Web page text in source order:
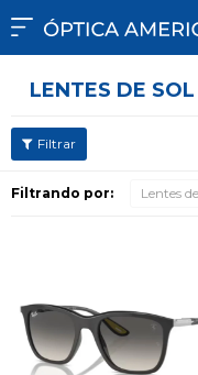

LENTES DE
Filtrando por: Lentes